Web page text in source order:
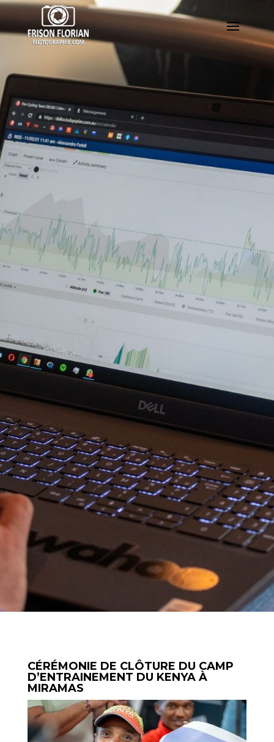
CÉRÉMONIE DE CLÔTURE DU CAMP
D’ENTRAINEMENT DU KENYA À
MIRAMAS